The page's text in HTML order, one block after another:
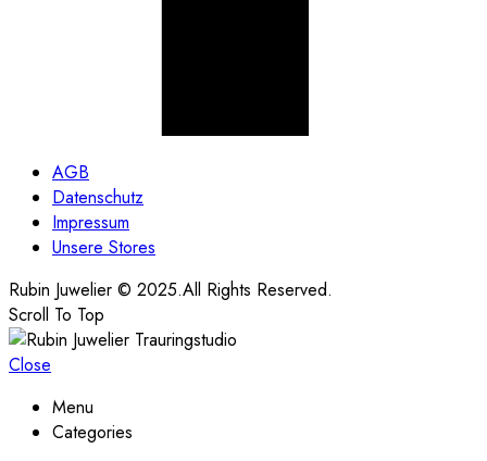
AGB
Datenschutz
Impressum
Unsere Stores
Rubin Juwelier © 2025.All Rights Reserved.
Scroll To Top
Close
Menu
Categories